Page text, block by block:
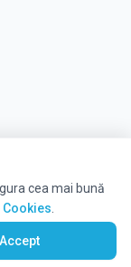
cea mai bună
Accept